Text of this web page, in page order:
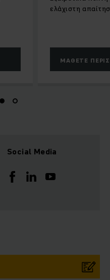
ελάχιστη
ΜΆΘΕΤΕ
Social Media